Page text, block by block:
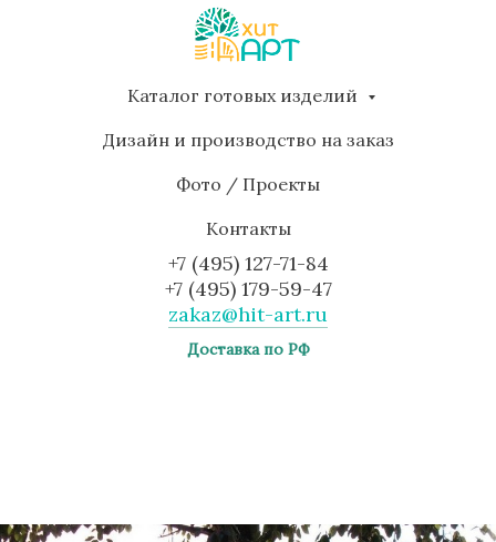
Каталог готовых изделий
Дизайн и производство на заказ
Фото / Проекты
Контакты
+7 (495) 127-71-84
+7 (495) 179-59-47
zakaz@hit-art.ru
Доставка по РФ